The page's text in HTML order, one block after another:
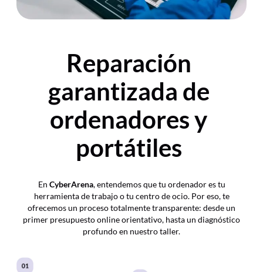
Reparación
garantizada de
ordenadores y
portátiles
En CyberArena, entendemos que tu ordenador es tu
herramienta de trabajo o tu centro de ocio. Por eso, te
ofrecemos un proceso totalmente transparente: desde un
primer presupuesto online orientativo, hasta un diagnóstico
profundo en nuestro taller.